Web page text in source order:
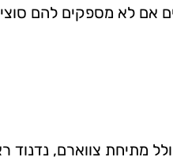
אם לא מספקים להם
מתיחת צווארם, נדנוד